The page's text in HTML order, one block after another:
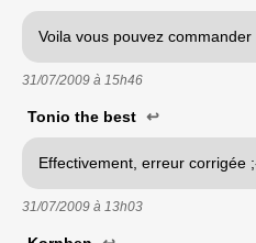
Voila vous pouvez commander
31/07/2009 à 15h46
Tonio the best ↩
Effectivement, erreur corrigée
31/07/2009 à 13h03